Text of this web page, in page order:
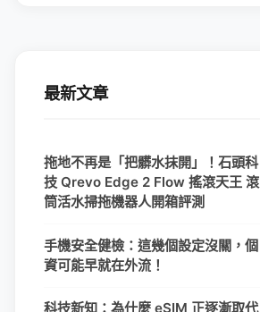
最新文章
拖地不再是「把髒水抹開」！石頭科
技 Qrevo Edge 2 Flow 搖滾天王 滾
筒活水掃拖機器人開箱評測
手機安全健檢：這幾個設定沒關，個
資可能早就在外流！
科技新知：為什麼 eSIM 正逐漸取代